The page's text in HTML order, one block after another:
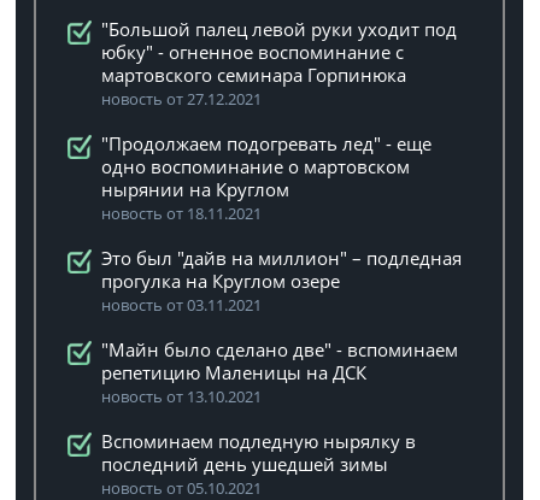
"Большой палец левой руки уходит под
юбку" - огненное воспоминание с
мартовского семинара Горпинюка
новость от 27.12.2021
"Продолжаем подогревать лед" - еще
одно воспоминание о мартовском
нырянии на Круглом
новость от 18.11.2021
Это был "дайв на миллион" – подледная
прогулка на Круглом озере
новость от 03.11.2021
"Майн было сделано две" - вспоминаем
репетицию Маленицы на ДСК
новость от 13.10.2021
Вспоминаем подледную нырялку в
последний день ушедшей зимы
новость от 05.10.2021